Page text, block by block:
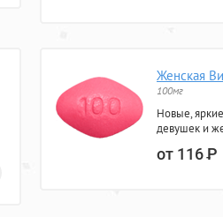
Женская
100мг
Новые,
девушек и
от 116Р